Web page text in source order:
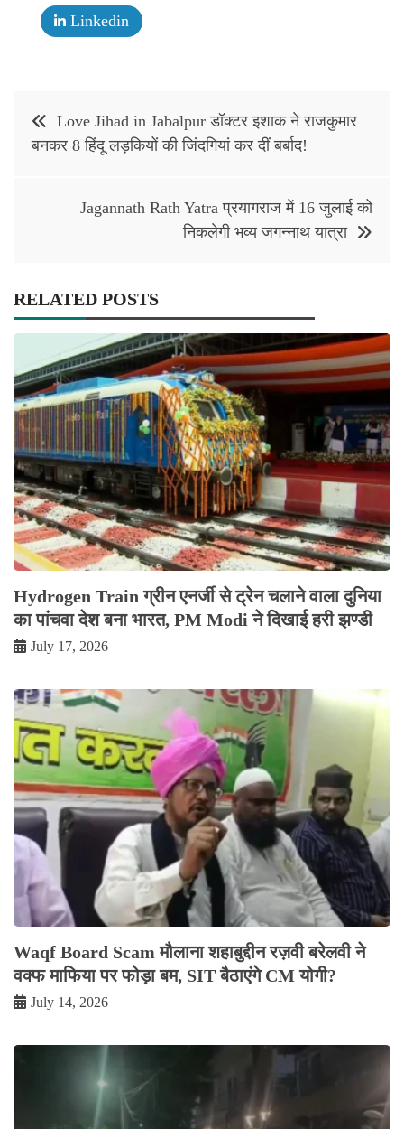
Linkedin
Post
navigation
Love Jihad in Jabalpur डॉक्टर इशाक ने राजकुमार
बनकर 8 हिंदू लड़कियों की जिंदगियां कर दीं बर्बाद!
Jagannath Rath Yatra प्रयागराज में 16 जुलाई को
निकलेगी भव्य जगन्नाथ यात्रा
RELATED POSTS
Hydrogen Train ग्रीन एनर्जी से ट्रेन चलाने वाला दुनिया
का पांचवा देश बना भारत, PM Modi ने दिखाई हरी झण्डी
July 17, 2026
Waqf Board Scam मौलाना शहाबुद्दीन रज़वी बरेलवी ने
वक्फ माफिया पर फोड़ा बम, SIT बैठाएंगे CM योगी?
July 14, 2026